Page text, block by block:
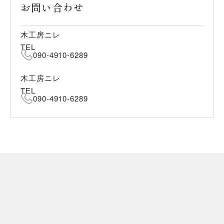
お問い合わせ
木工房ニレ
TEL
090-4910-6289
木工房ニレ
TEL
090-4910-6289